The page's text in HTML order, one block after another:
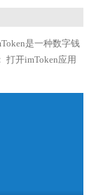
是一种数字钱
打开imToken应用